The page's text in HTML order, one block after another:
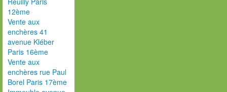
12ème
Vente aux
enchères 41
avenue Kléber
Paris 16ème
Vente aux
enchères rue Paul
Borel Paris 17ème